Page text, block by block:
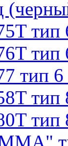
тип
тип
тип 6
тип
тип